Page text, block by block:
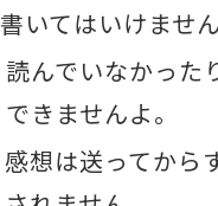
書いてはいけません
読んでいなかった
できませんよ。
感想は送ってから